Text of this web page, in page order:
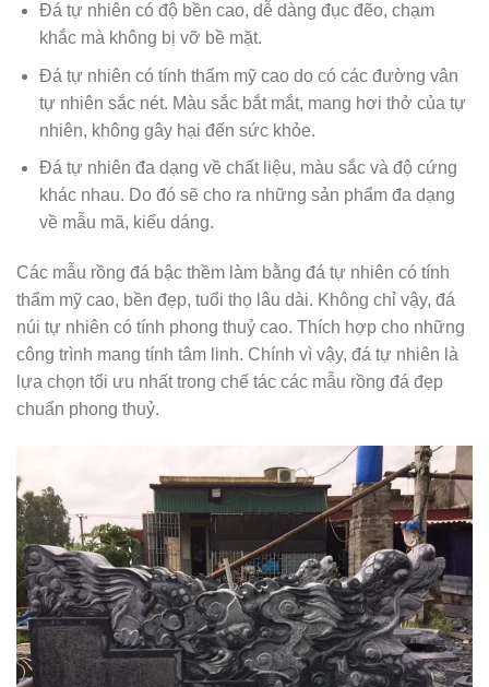
Đá tự nhiên có độ bền cao, dễ dàng đục đẽo, chạm
khắc mà không bị vỡ bề mặt.
Đá tự nhiên có tính thẩm mỹ cao do có các đường vân
tự nhiên sắc nét. Màu sắc bắt mắt, mang hơi thở của tự
nhiên, không gây hại đến sức khỏe.
Đá tự nhiên đa dạng về chất liệu, màu sắc và độ cứng
khác nhau. Do đó sẽ cho ra những sản phẩm đa dạng
về mẫu mã, kiểu dáng.
Các mẫu rồng đá bậc thềm làm bằng đá tự nhiên có tính
thẩm mỹ cao, bền đẹp, tuổi thọ lâu dài. Không chỉ vậy, đá
núi tự nhiên có tính phong thuỷ cao. Thích hợp cho những
công trình mang tính tâm linh. Chính vì vậy, đá tự nhiên là
lựa chọn tối ưu nhất trong chế tác các mẫu rồng đá đẹp
chuẩn phong thuỷ.